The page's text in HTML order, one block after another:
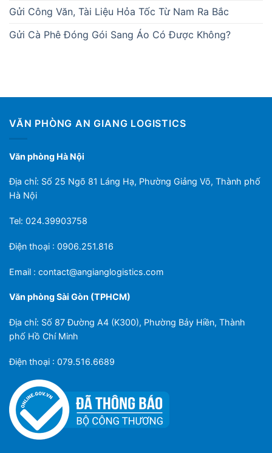
Gửi Công Văn, Tài Liệu Hỏa Tốc Từ Nam Ra Bắc
Gửi Cà Phê Đóng Gói Sang Áo Có Được Không?
VĂN PHÒNG AN GIANG LOGISTICS
Văn phòng Hà Nội
Địa chỉ: Số 25 Ngõ 81 Láng Hạ, Phường Giảng Võ, Thành phố
Hà Nội
Tel: 024.39903758
Điện thoại : 0906.251.816
Email : contact@angianglogistics.com
Văn phòng Sài Gòn (TPHCM)
Địa chỉ: Số 87 Đường A4 (K300), Phường Bảy Hiền, Thành
phố Hồ Chí Minh
Điện thoại : 079.516.6689